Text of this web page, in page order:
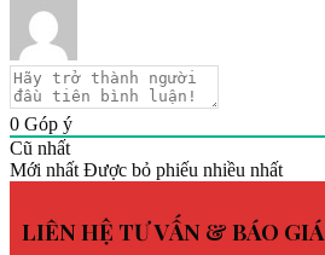
0 Góp ý
Cũ nhất
Mới nhất Được bỏ phiếu nhiều nhất
LIÊN HỆ TƯ VẤN & BÁO GIÁ